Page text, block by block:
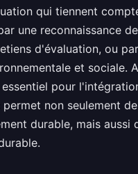
qui tiennent
une reconnaissance
d'évaluation, ou
et sociale.
pour
permet non seulement de
durable, mais aussi